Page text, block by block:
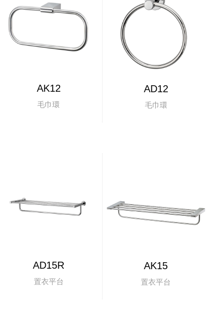
AK12
毛巾環
AD12
毛巾環
AD15R
置衣平台
AK15
置衣平台